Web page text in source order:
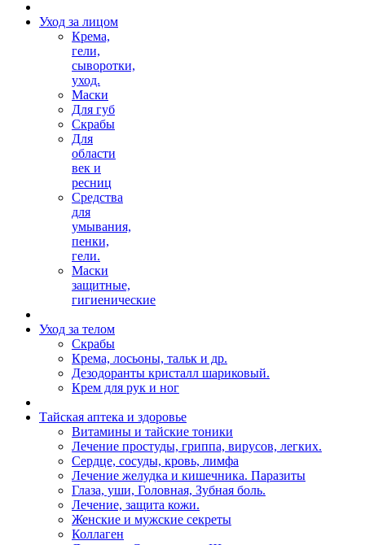
Уход за лицом
Крема,
гели,
сыворотки,
уход.
Маски
Для губ
Скрабы
Для
области
век и
ресниц
Средства
для
умывания,
пенки,
гели.
Маски
защитные,
гигиенические
Уход за телом
Скрабы
Крема, лосьоны, тальк и др.
Дезодоранты кристалл шариковый.
Крем для рук и ног
Тайская аптека и здоровье
Витамины и тайские тоники
Лечение простуды, гриппа, вирусов, легких.
Сердце, сосуды, кровь, лимфа
Лечение желудка и кишечника. Паразиты
Глаза, уши, Головная, Зубная боль.
Лечение, защита кожи.
Женские и мужские секреты
Коллаген